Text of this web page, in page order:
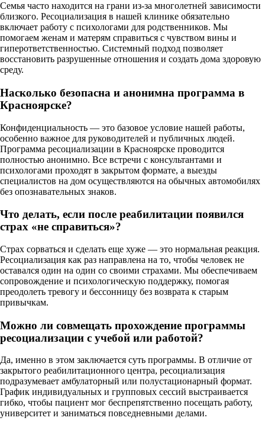
Семья часто находится на грани из-за многолетней зависимости
близкого. Ресоциализация в нашей клинике обязательно
включает работу с психологами для родственников. Мы
помогаем женам и матерям справиться с чувством вины и
гиперответственностью. Системный подход позволяет
восстановить разрушенные отношения и создать дома здоровую
среду.
Насколько безопасна и анонимна программа в
Красноярске?
Конфиденциальность — это базовое условие нашей работы,
особенно важное для руководителей и публичных людей.
Программа ресоциализации в Красноярске проводится
полностью анонимно. Все встречи с консультантами и
психологами проходят в закрытом формате, а выезды
специалистов на дом осуществляются на обычных автомобилях
без опознавательных знаков.
Что делать, если после реабилитации появился
страх «не справиться»?
Страх сорваться и сделать еще хуже — это нормальная реакция.
Ресоциализация как раз направлена на то, чтобы человек не
оставался один на один со своими страхами. Мы обеспечиваем
сопровождение и психологическую поддержку, помогая
преодолеть тревогу и бессонницу без возврата к старым
привычкам.
Можно ли совмещать прохождение программы
ресоциализации с учебой или работой?
Да, именно в этом заключается суть программы. В отличие от
закрытого реабилитационного центра, ресоциализация
подразумевает амбулаторный или полустационарный формат.
График индивидуальных и групповых сессий выстраивается
гибко, чтобы пациент мог беспрепятственно посещать работу,
университет и заниматься повседневными делами.